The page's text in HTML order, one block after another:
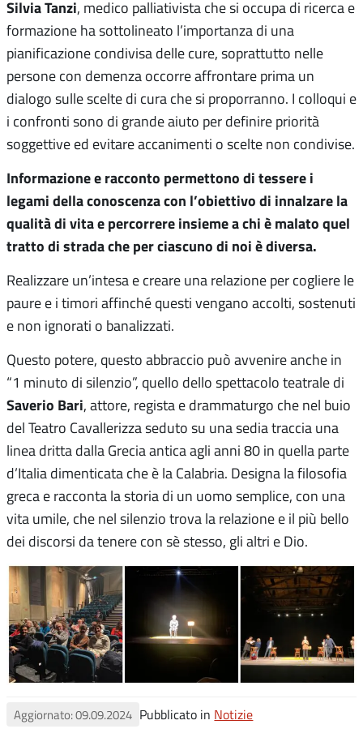
Silvia Tanzi, medico palliativista che si occupa di ricerca e
formazione ha sottolineato l’importanza di una
pianificazione condivisa delle cure, soprattutto nelle
persone con demenza occorre affrontare prima un
dialogo sulle scelte di cura che si proporranno. I colloqui e
i confronti sono di grande aiuto per definire priorità
soggettive ed evitare accanimenti o scelte non condivise.
Informazione e racconto permettono di tessere i
legami della conoscenza con l’obiettivo di innalzare la
qualità di vita e percorrere insieme a chi è malato quel
tratto di strada che per ciascuno di noi è diversa.
Realizzare un’intesa e creare una relazione per cogliere le
paure e i timori affinché questi vengano accolti, sostenuti
e non ignorati o banalizzati.
Questo potere, questo abbraccio può avvenire anche in
“1 minuto di silenzio”, quello dello spettacolo teatrale di
Saverio Bari, attore, regista e drammaturgo che nel buio
del Teatro Cavallerizza seduto su una sedia traccia una
linea dritta dalla Grecia antica agli anni 80 in quella parte
d’Italia dimenticata che è la Calabria. Designa la filosofia
greca e racconta la storia di un uomo semplice, con una
vita umile, che nel silenzio trova la relazione e il più bello
dei discorsi da tenere con sè stesso, gli altri e Dio.
Aggiornato: 09.09.2024 Pubblicato in Notizie